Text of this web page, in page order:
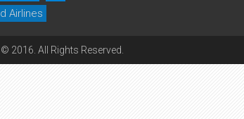
Airlines
© 2016. All Rights Reserved.